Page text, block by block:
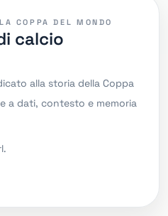
COPPA DEL MONDO
calcio
alla storia della Coppa
a dati, contesto e memoria